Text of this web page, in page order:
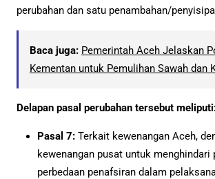
perubahan dan satu penambahan/
Baca juga: Pemerintah Aceh Jelaskan
Kementan untuk Pemulihan Sawah dan
Delapan pasal perubahan tersebut
Pasal 7: Terkait kewenangan Aceh,
kewenangan pusat untuk menghindari
perbedaan penafsiran dalam